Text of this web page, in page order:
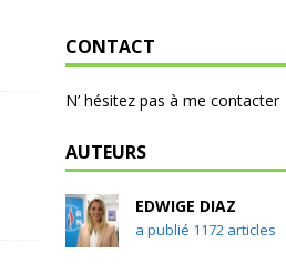
CONTACT
N’ hésitez pas à me contacter
AUTEURS
EDWIGE DIAZ
a publié 1172 articles